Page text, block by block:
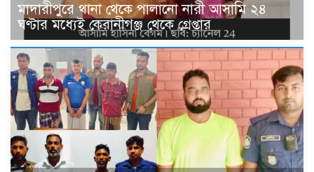
মাদারীপুরে থানা থেকে পালানো নারী আসামি ২৪
ঘণ্টার মধ্যেই কেরানীগঞ্জ থেকে গ্রেপ্তার